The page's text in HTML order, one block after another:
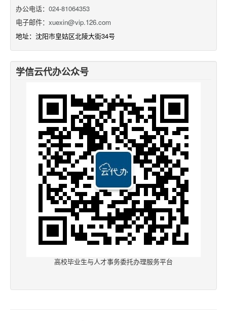
办公电话： 024-81064353
电子邮件： xuexin@vip.126.com
地址：沈阳市皇姑区北陵大街34号
学信云代办公众号
高校毕业生与人才事务委托办理服务平台